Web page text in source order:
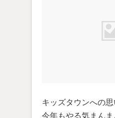
キッズタウンへの思
今年もやる気まんま